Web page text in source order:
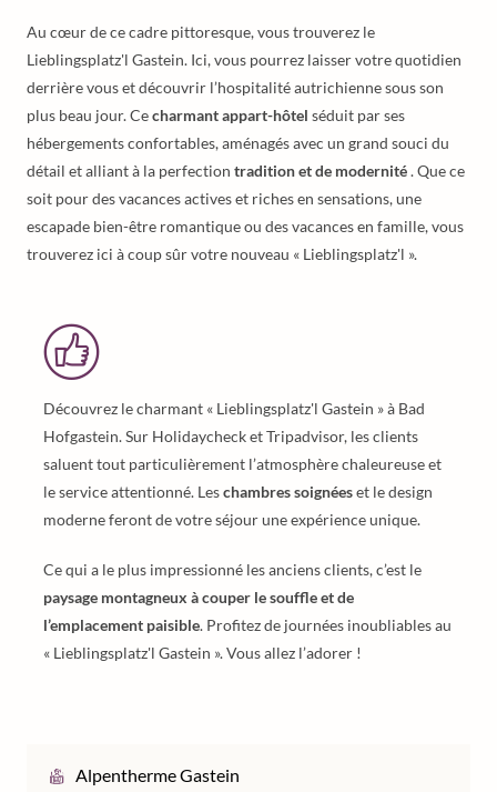
Au cœur de ce cadre pittoresque, vous trouverez le
Lieblingsplatz'l Gastein. Ici, vous pourrez laisser votre quotidien
derrière vous et découvrir l’hospitalité autrichienne sous son
plus beau jour. Cecharmant appart-hôtel séduit par ses
hébergements confortables, aménagés avec un grand souci du
détail et alliant à la perfection tradition et de modernité. Que ce
soit pour des vacances actives et riches en sensations, une
escapade bien-être romantique ou des vacances en famille, vous
trouverez ici à coup sûr votre nouveau « Lieblingsplatz'l ».
Découvrez le charmant « Lieblingsplatz'l Gastein » à Bad
Hofgastein. Sur Holidaycheck et Tripadvisor, les clients
saluent tout particulièrement l’atmosphère chaleureuse et
le service attentionné. Leschambres soignéeset le design
moderne feront de votre séjour une expérience unique.
Ce qui a le plus impressionné les anciens clients, c’est le
paysage montagneux à couper le souffle et de
l’emplacement paisible. Profitez de journées inoubliables au
« Lieblingsplatz'l Gastein ». Vous allez l’adorer !
Alpentherme Gastein